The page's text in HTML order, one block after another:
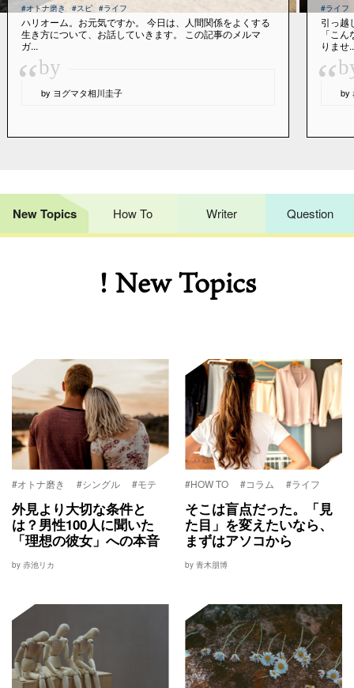
#オトナ磨き #スピ #ライフ
ハリオーム。お元気ですか。 今日は、人間関係をよくする
生き方について、お話していきます。 この記事のメルマ
ガ...
“by
by ヨグマタ相川圭子
#ライフ
引っ越
「こ
りませ
“ by
New Topics How To Writer Question
! New Topics
#オトナ磨き #シングル #モテ
外見より大切な条件と
は？男性100人に聞いた
「理想の彼女」への本音
by 赤池リカ
#HOW TO #コラム #ライフ
そこは盲点だった。「見
た目」を変えたいなら、
まずはアソコから
by 青木朋博